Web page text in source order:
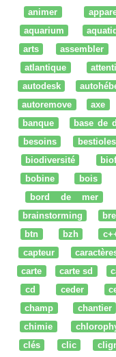
animer
aquarium
arts
assembler
atlantique
autodesk
autoremove
axe
banque
base de
besoins
bestioles
biodiversité
bobine
bois
bord de mer
brainstorming
btn
bzh
capteur
carte
carte sd
cd
ceder
champ
chantier
chimie
clés
clic